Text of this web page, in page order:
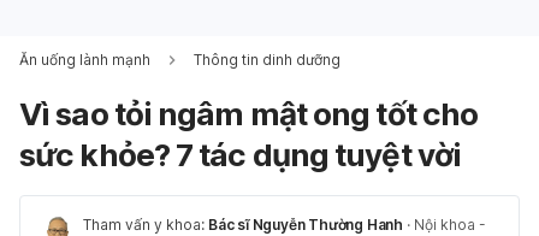
Ăn uống lành mạnh Thông tin dinh dưỡng
Vì sao tỏi ngâm mật ong tốt cho
sức khỏe? 7 tác dụng tuyệt vời
Tham vấn y khoa: Bác sĩ Nguyễn Thường Hanh · Nội khoa -